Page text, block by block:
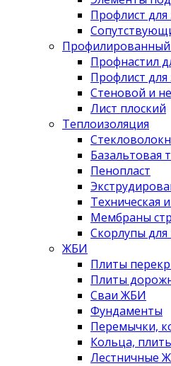
Профлист
Профилированный
Профнастил
Профлист
Стеновой и
Лист плоский
Теплоизоляция
Базальтовая
Пенопласт
Техническая
Мембраны
Скорлупы
ЖБИ
Плиты
Плиты
Сваи ЖБИ
Фундаменты
Перемычки,
Кольца,
Лестничные